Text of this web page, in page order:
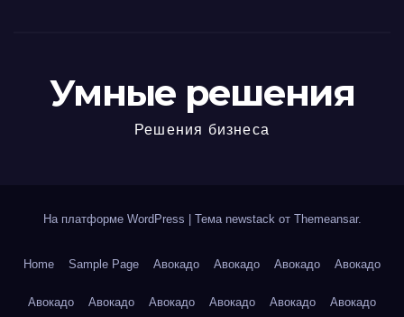
Умные решения
Решения бизнеса
На платформе WordPress Тема newstack от Themeansar.
Home Sample Page Авокадо Авокадо Авокадо Авокадо
Авокадо Авокадо Авокадо Авокадо Авокадо Авокадо